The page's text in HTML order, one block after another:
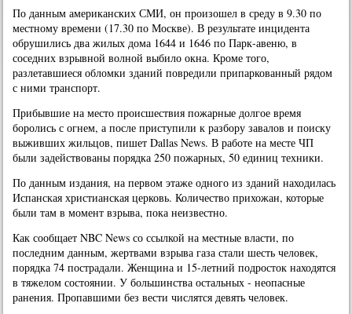
По данным американских СМИ, он произошел в среду в 9.30 по
местному времени (17.30 по Москве). В результате инцидента
обрушились два жилых дома 1644 и 1646 по Парк-авеню, в
соседних взрывной волной выбило окна. Кроме того,
разлетавшиеся обломки зданий повредили припаркованный рядом
с ними транспорт.
Прибывшие на место происшествия пожарные долгое время
боролись с огнем, а после приступили к разбору завалов и поиску
выживших жильцов, пишет Dallas News. В работе на месте ЧП
были задействованы порядка 250 пожарных, 50 единиц техники.
По данным издания, на первом этаже одного из зданий находилась
Испанская христианская церковь. Количество прихожан, которые
были там в момент взрыва, пока неизвестно.
Как сообщает NBC News со ссылкой на местные власти, по
последним данным, жертвами взрыва газа стали шесть человек,
порядка 74 пострадали. Женщина и 15-летний подросток находятся
в тяжелом состоянии. У большинства остальных - неопасные
ранения. Пропавшими без вести числятся девять человек.